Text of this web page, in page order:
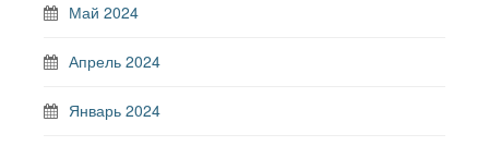
Май 2024
Апрель 2024
Январь 2024